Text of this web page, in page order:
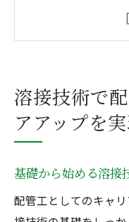
溶接スキル
方法
業界の最新
溶接技術で
正社員としての
溶接技術で
アアップを
基礎から始める溶接
配管工としてのキャ